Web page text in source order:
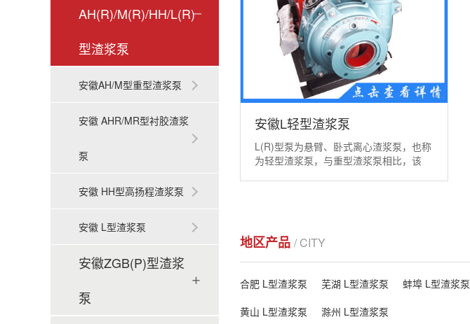
AH(R)/M(R)/HH/L(R)
型渣浆泵
安徽AH/M型重型渣浆泵
安徽 AHR/MR型衬胶渣浆
泵
安徽 HH型高扬程渣浆泵
安徽 L型渣浆泵
安徽ZGB(P)型渣浆
泵
安徽L轻型渣浆泵
L(R)型泵为悬臂、卧式离心渣浆泵，也称
为轻型渣浆泵，与重型渣浆泵相比，该
地区产品 / CITY
合肥 L型渣浆泵 芜湖 L型渣浆泵 蚌埠 L型渣浆泵
黄山 L型渣浆泵
滁州 L型渣浆泵